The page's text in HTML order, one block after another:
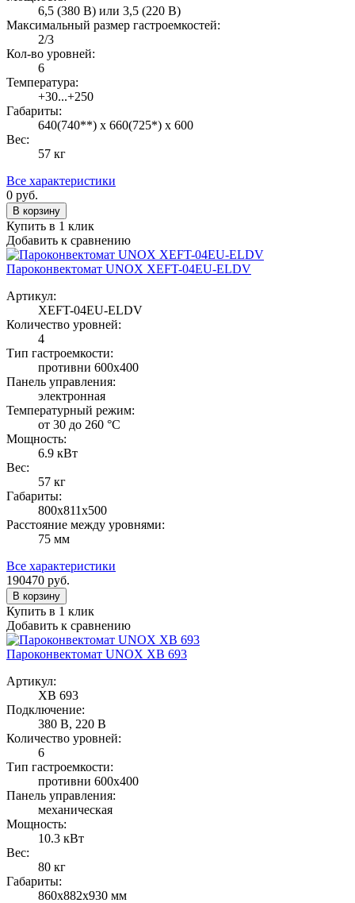
6,5 (380 В) или 3,5 (220 В)
Максимальный размер гастроемкостей:
2/3
Кол-во уровней:
6
Температура:
+30...+250
Габариты:
640(740**) х 660(725*) х 600
Вес:
57 кг
Все характеристики
0 руб.
В корзину
Купить в 1 клик
Добавить к сравнению
Пароконвектомат UNOX XEFT-04EU-ELDV
Артикул:
XEFT-04EU-ELDV
Количество уровней:
4
Тип гастроемкости:
противни 600х400
Панель управления:
электронная
Температурный режим:
от 30 до 260 °С
Мощность:
6.9 кВт
Вес:
57 кг
Габариты:
800х811х500
Расстояние между уровнями:
75 мм
Все характеристики
190470 руб.
В корзину
Купить в 1 клик
Добавить к сравнению
Пароконвектомат UNOX XB 693
Артикул:
XB 693
Подключение:
380 В, 220 В
Количество уровней:
6
Тип гастроемкости:
противни 600х400
Панель управления:
механическая
Мощность:
10.3 кВт
Вес:
80 кг
Габариты:
860х882х930 мм